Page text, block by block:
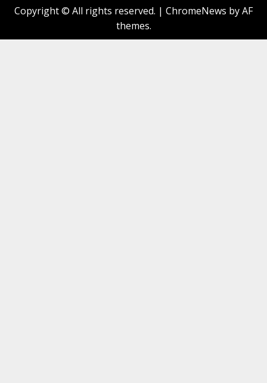
Copyright © All rights reserved. | ChromeNews by AF
themes.